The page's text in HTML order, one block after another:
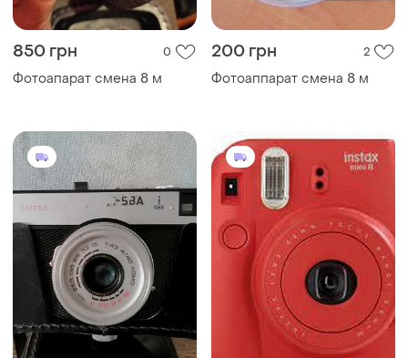
850 грн 0
Фотоапарат смена 8 м
200 грн 2
Фотоаппарат смена 8 м